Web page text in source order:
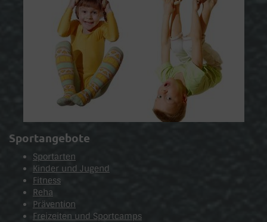
Sportangebote
Sportarten
Kinder und Jugend
Fitness
Reha
Prävention
Freizeiten und Sportcamps